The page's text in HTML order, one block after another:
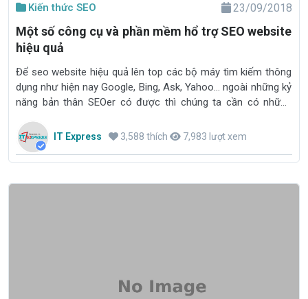
Kiến thức SEO 23/09/2018
Một số công cụ và phần mềm hổ trợ SEO website
hiệu quả
Để seo website hiệu quả lên top các bộ máy tìm kiếm thông
dụng như hiện nay Google, Bing, Ask, Yahoo... ngoài những kỷ
năng bản thân SEOer có được thì chúng ta cần có những
IT Express 3,588 thích 7,983 lượt xem